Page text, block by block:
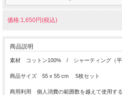
価格:1,650円(税込)
商品説明
素材 コットン100% / シャーティング（平
商品サイズ 55 x 55 cm 5枚セット
商用利用 個人消費の範囲数を越えて使用す